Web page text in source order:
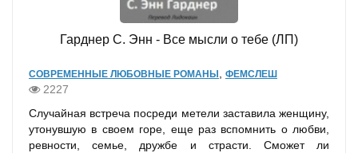
Гарднер С. Энн - Все мысли о тебе (ЛП)
СОВРЕМЕННЫЕ ЛЮБОВНЫЕ РОМАНЫ ФЕМСЛЕШ
2227
Случайная встреча посреди метели заставила женщину,
утонувшую в своем горе, еще раз вспомнить о любви,
ревности, семье, дружбе и страсти. Сможет ли